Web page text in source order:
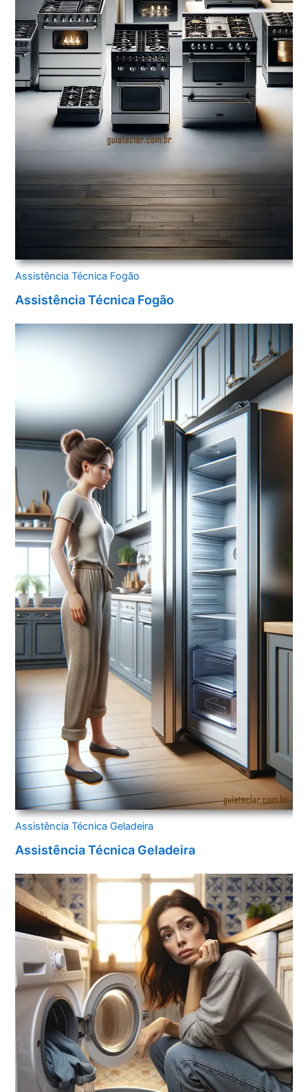
Assistência Técnica Fogão
Assistência Técnica Fogão
Assistência Técnica Geladeira
Assistência Técnica Geladeira